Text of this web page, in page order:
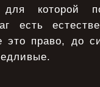
для которой
есть
это право, до